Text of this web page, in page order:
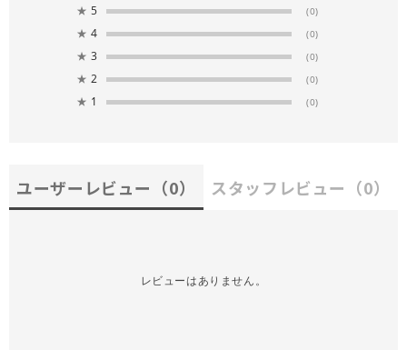
★ 5 (0)
★ 4 (0)
★ 3 (0)
★ 2 (0)
★ 1 (0)
ユーザーレビュー （0） スタッフレビュー （0）
レビューはありません。